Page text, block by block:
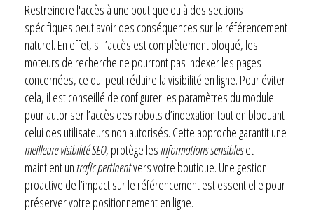
Restreindre l'accès à une boutique ou à des sections
spécifiques peut avoir des conséquences sur le référencement
naturel. En effet, si l’accès est complètement bloqué, les
moteurs de recherche ne pourront pas indexer les pages
concernées, ce qui peut réduire la visibilité en ligne. Pour éviter
cela, il est conseillé de configurer les paramètres du module
pour autoriser l’accès des robots d’indexation tout en bloquant
celui des utilisateurs non autorisés. Cette approche garantit une
meilleure visibilité SEO, protège lesinformations sensibleset
maintient untrafic pertinentvers votre boutique. Une gestion
proactive de l’impact sur le référencement est essentielle pour
préserver votre positionnement en ligne.